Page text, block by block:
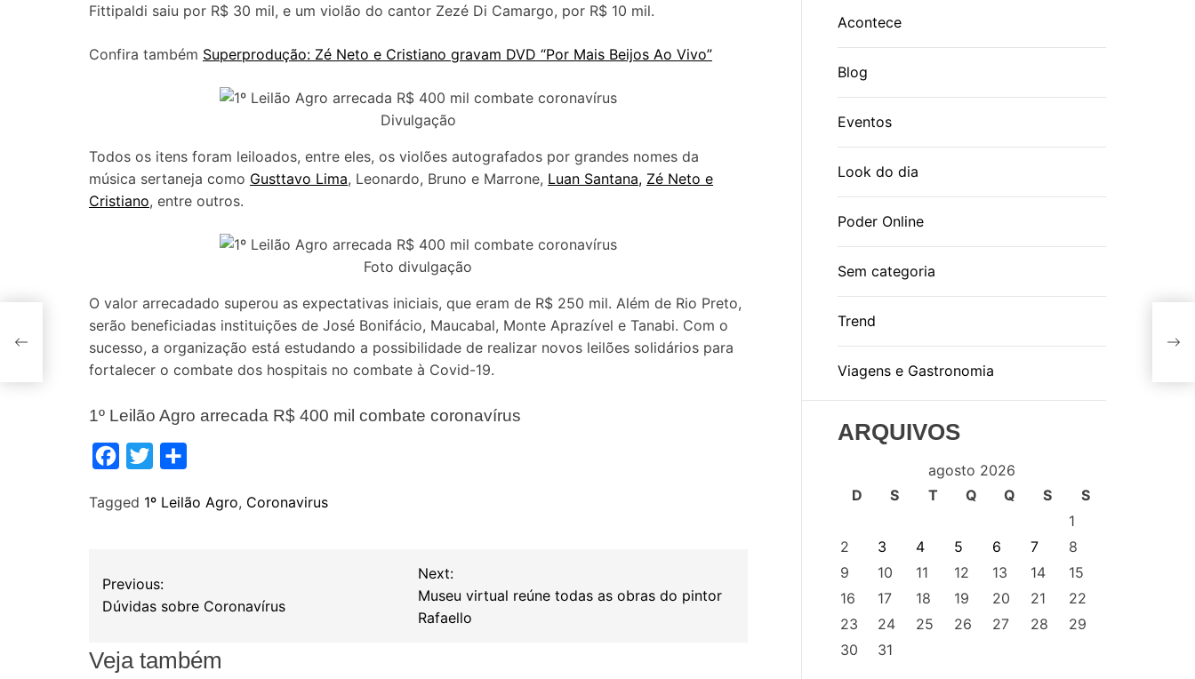
Fittipaldi saiu por R$ 30 mil, e um violão do cantor Zezé Di Camargo, por R$ 10 mil.
Confira também Superprodução: Zé Neto e Cristiano gravam DVD “Por Mais Beijos Ao Vivo”
Divulgação
Todos os itens foram leiloados, entre eles, os violões autografados por grandes nomes da
música sertaneja como Gusttavo Lima, Leonardo, Bruno e Marrone, Luan Santana, Zé Neto e
Cristiano, entre outros.
Foto divulgação
O valor arrecadado superou as expectativas iniciais, que eram de R$ 250 mil. Além de Rio Preto,
serão beneficiadas instituições de José Bonifácio, Maucabal, Monte Aprazível e Tanabi. Com o
sucesso, a organização está estudando a possibilidade de realizar novos leilões solidários para
fortalecer o combate dos hospitais no combate à Covid-19.
1º Leilão Agro arrecada R$ 400 mil combate coronavírus
c
o
o
i
e
r
a
Tagged 1º Leilão Agro, Coronavirus
v
Previous:
Dúvidas sobre Coronavírus
Next:
Museu virtual reúne todas as obras do pintor
Rafaello
Veja também
Acontece
Blog
Eventos
Look do dia
Poder Online
Sem categoria
Trend
Viagens e Gastronomia
ARQUIVOS
agosto 2026
D
S T Q Q S
S
1
2
3 4 5 6 7
8
9
10 11 12 13 14
15
16
17 18 19 20 21
22
23
24 25 26 27 28
29
30
31